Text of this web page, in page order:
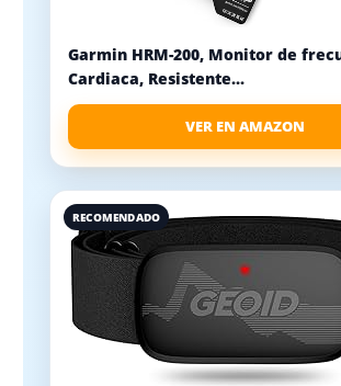
Garmin HRM-200, Monitor de
Cardiaca, Resistente...
VER EN AMAZON
RECOMENDADO